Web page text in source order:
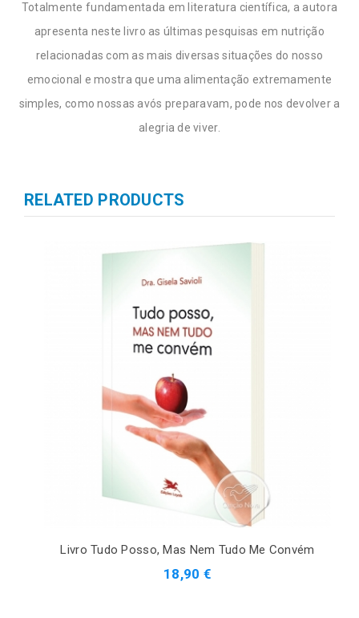
Totalmente fundamentada em literatura científica, a autora
apresenta neste livro as últimas pesquisas em nutrição
relacionadas com as mais diversas situações do nosso
emocional e mostra que uma alimentação extremamente
simples, como nossas avós preparavam, pode nos devolver a
alegria de viver.
RELATED PRODUCTS
Livro Tudo Posso, Mas Nem Tudo Me Convém
18,90 €